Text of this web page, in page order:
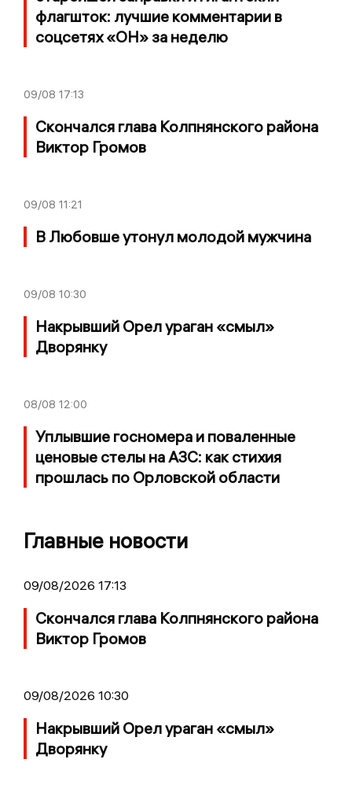
флагшток: лучшие комментарии в
соцсетях «ОН» за неделю
09/08 17:13
Скончался глава Колпнянского района
Виктор Громов
09/08 11:21
В Любовше утонул молодой мужчина
09/08 10:30
Накрывший Орел ураган «смыл»
Дворянку
08/08 12:00
Уплывшие госномера и поваленные
ценовые стелы на АЗС: как стихия
прошлась по Орловской области
Главные новости
09/08/2026 17:13
Скончался глава Колпнянского района
Виктор Громов
09/08/2026 10:30
Накрывший Орел ураган «смыл»
Дворянку